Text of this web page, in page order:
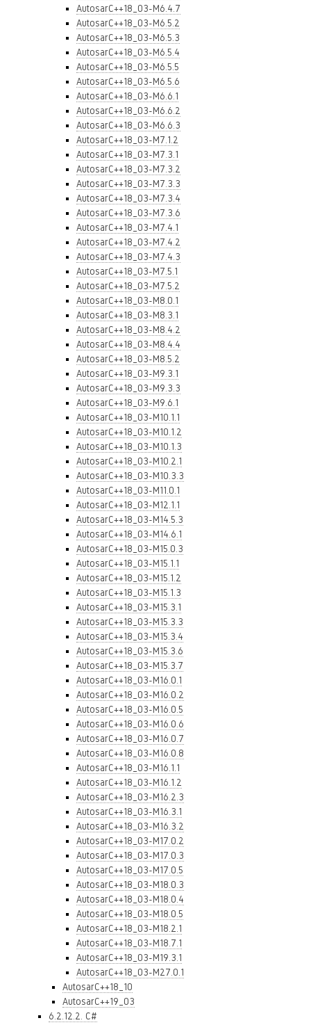
AutosarC++18_03-M6.4.7
AutosarC++18_03-M6.5.2
AutosarC++18_03-M6.5.3
AutosarC++18_03-M6.5.4
AutosarC++18_03-M6.5.5
AutosarC++18_03-M6.5.6
AutosarC++18_03-M6.6.1
AutosarC++18_03-M6.6.2
AutosarC++18_03-M6.6.3
AutosarC++18_03-M7.1.2
AutosarC++18_03-M7.3.1
AutosarC++18_03-M7.3.2
AutosarC++18_03-M7.3.3
AutosarC++18_03-M7.3.4
AutosarC++18_03-M7.3.6
AutosarC++18_03-M7.4.1
AutosarC++18_03-M7.4.2
AutosarC++18_03-M7.4.3
AutosarC++18_03-M7.5.1
AutosarC++18_03-M7.5.2
AutosarC++18_03-M8.0.1
AutosarC++18_03-M8.3.1
AutosarC++18_03-M8.4.2
AutosarC++18_03-M8.4.4
AutosarC++18_03-M8.5.2
AutosarC++18_03-M9.3.1
AutosarC++18_03-M9.3.3
AutosarC++18_03-M9.6.1
AutosarC++18_03-M10.1.1
AutosarC++18_03-M10.1.2
AutosarC++18_03-M10.1.3
AutosarC++18_03-M10.2.1
AutosarC++18_03-M10.3.3
AutosarC++18_03-M11.0.1
AutosarC++18_03-M12.1.1
AutosarC++18_03-M14.5.3
AutosarC++18_03-M14.6.1
AutosarC++18_03-M15.0.3
AutosarC++18_03-M15.1.1
AutosarC++18_03-M15.1.2
AutosarC++18_03-M15.1.3
AutosarC++18_03-M15.3.1
AutosarC++18_03-M15.3.3
AutosarC++18_03-M15.3.4
AutosarC++18_03-M15.3.6
AutosarC++18_03-M15.3.7
AutosarC++18_03-M16.0.1
AutosarC++18_03-M16.0.2
AutosarC++18_03-M16.0.5
AutosarC++18_03-M16.0.6
AutosarC++18_03-M16.0.7
AutosarC++18_03-M16.0.8
AutosarC++18_03-M16.1.1
AutosarC++18_03-M16.1.2
AutosarC++18_03-M16.2.3
AutosarC++18_03-M16.3.1
AutosarC++18_03-M16.3.2
AutosarC++18_03-M17.0.2
AutosarC++18_03-M17.0.3
AutosarC++18_03-M17.0.5
AutosarC++18_03-M18.0.3
AutosarC++18_03-M18.0.4
AutosarC++18_03-M18.0.5
AutosarC++18_03-M18.2.1
AutosarC++18_03-M18.7.1
AutosarC++18_03-M19.3.1
AutosarC++18_03-M27.0.1
AutosarC++18_10
AutosarC++19_03
6.2.12.2. C#